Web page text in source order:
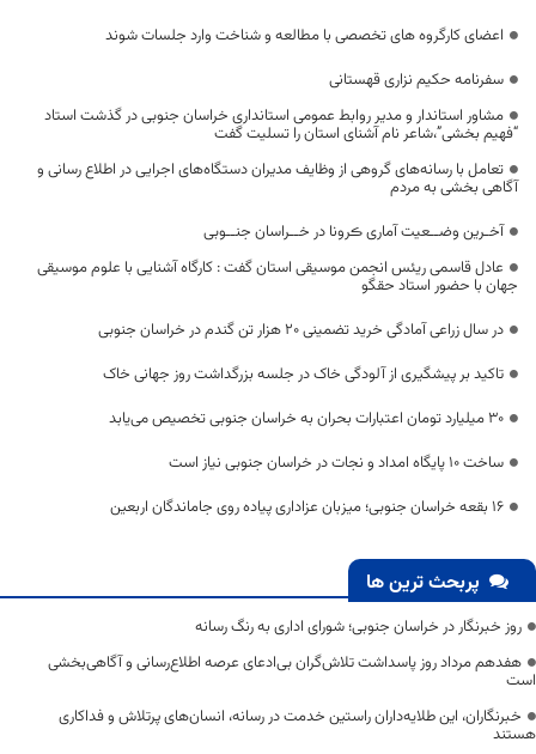
اعضای کارگروه های تخصصی با مطالعه و شناخت وارد جلسات شوند
سفرنامه حکیم نزاری قهستانی
مشاور استاندار و مدیر روابط عمومی استانداری خراسان جنوبی در گذشت استاد
“فهیم بخشی”،شاعر نام آشنای استان را تسلیت گفت
تعامل با رسانه‌های گروهی از وظایف مدیران دستگاه‌های اجرایی در اطلاع رسانی و
آگاهی بخشی به مردم
آخـرین وضــعیت آماری ڪرونا در خــراسان جنــوبی
عادل قاسمی ریئس انجمن موسیقی استان گفت : کارگاه آشنایی با علوم موسیقی
جهان با حضور استاد حقگو
در سال زراعی آمادگی خرید تضمینی ۲۰ هزار تن گندم در خراسان جنوبی
تاکید بر پیشگیری از آلودگی خاک در جلسه بزرگداشت روز جهانی خاک
۳۰ میلیارد تومان اعتبارات بحران به خراسان جنوبی تخصیص می‌یابد
ساخت ۱۰ پایگاه امداد و نجات در خراسان جنوبی نیاز است
16 بقعه خراسان جنوبی؛ میزبان عزاداری پیاده روی جاماندگان اربعین
پربحث ترین ها
روز خبرنگار در خراسان جنوبی؛ شورای اداری به رنگ رسانه
هفدهم مرداد روز پاسداشت تلاش‌گران بی‌ادعای عرصه اطلاع‌رسانی و آگاهی‌بخشی
است
خبرنگاران، این طلایه‌داران راستین خدمت در رسانه، انسان‌های پرتلاش و فداکاری
هستند